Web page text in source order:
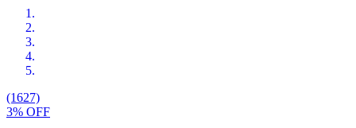
(1627)
3% OFF